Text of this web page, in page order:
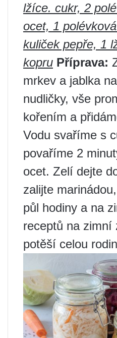
lžíce. cukr, 2
ocet, 1
kuliček pepře, 1
kopru Příprava:
mrkev a jablka
nudličky, vše
kořením a
Vodu svaříme s
povaříme 2
ocet. Zelí dejte
zalijte
půl hodiny a na
receptů na zimní
potěší celou